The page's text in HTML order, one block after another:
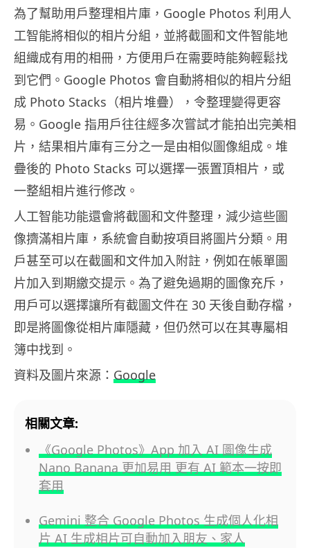
為了幫助用戶整理相片庫，Google Photos 利用人
工智能將相似的相片分組，並將截圖和文件智能地
組織成有用的相冊，方便用戶在需要時能夠輕鬆找
到它們。Google Photos 會自動將相似的相片分組
成 Photo Stacks（相片堆疊），令整理變得更容
易。Google 指用戶往往經多次嘗試才能拍出完美相
片，結果相片庫有三分之一是由相似圖像組成。堆
疊後的 Photo Stacks 可以選擇一張置頂相片，或
一整組相片進行修改。
人工智能功能還會將截圖和文件整理，減少這些圖
像擠滿相片庫，系統會自動按項目將圖片分類。用
戶甚至可以在截圖和文件加入附註，例如在帳單圖
片加入到期繳交提示。為了避免過期的圖像充斥，
用戶可以選擇讓所有截圖文件在 30 天後自動存檔，
即是將圖像從相片庫隱藏，但仍然可以在其專屬相
簿中找到。
資料及圖片來源： Google
相關文章:
《Google Photos》App 加入 AI 圖像生成
Nano Banana 更加易用 更有 AI 範本一按即
套用
Gemini 整合 Google Photos 生成個人化相
片 AI 生成相片可自動加入朋友、家人